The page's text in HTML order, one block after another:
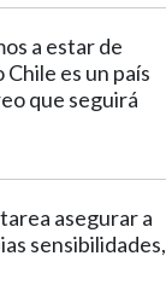
a estar de
es un país
que seguirá
asegurar a
sensibilidades,